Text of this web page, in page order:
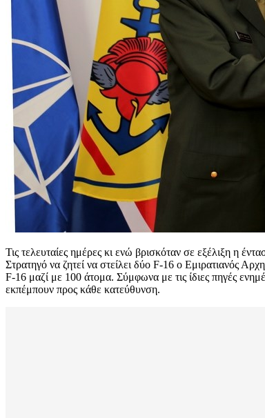
Τις τελευταίες ημέρες κι ενώ βρισκόταν σε εξέλιξη η
Στρατηγό να ζητεί να στείλει δύο F-16 ο Εμιρατιανός
F-16 μαζί με 100 άτομα. Σύμφωνα με τις ίδιες πηγές
εκπέμπουν προς κάθε κατεύθυνση.